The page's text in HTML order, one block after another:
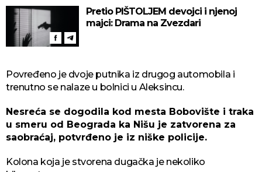
Pretio PIŠTOLJEM devojci i njenoj
majci: Drama na Zvezdari
Povređeno je dvoje putnika iz drugog automobila i
trenutno se nalaze u bolnici u Aleksincu.
Nesreća se dogodila kod mesta Bobovište i traka
u smeru od Beograda ka Nišu je zatvorena za
saobraćaj, potvrđeno je iz niške policije.
Kolona koja je stvorena dugačka je nekoliko